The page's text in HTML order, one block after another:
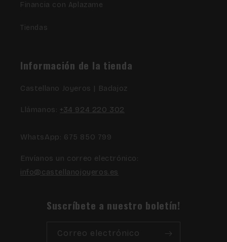
Financia con Aplazame
Tiendas
Información de la tienda
Castellano Joyeros | Badajoz
Llámanos: +34 924 220 302
WhatsApp: 675 850 799
Envíanos un correo electrónico:
info@castellanojoyeros.es
Suscríbete a nuestro boletín!
Correo electrónico